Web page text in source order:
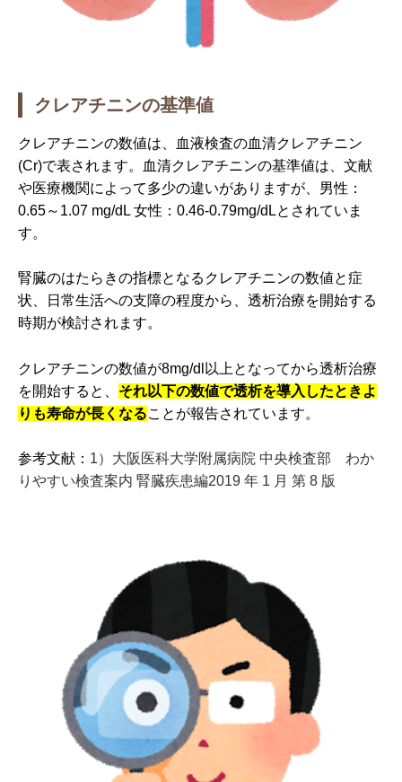
クレアチニンの基準値
クレアチニンの数値は、血液検査の血清クレアチニン
(Cr)で表されます。血清クレアチニンの基準値は、文献
や医療機関によって多少の違いがありますが、男性：
0.65～1.07 mg/dL 女性：0.46-0.79mg/dLとされていま
す。
腎臓のはたらきの指標となるクレアチニンの数値と症
状、日常生活への支障の程度から、透析治療を開始する
時期が検討されます。
クレアチニンの数値が8mg/dl以上となってから透析治療
を開始すると、 それ以下の数値で透析を導入したときよ
りも寿命が長くなることが報告されています。
参考文献： 1）大阪医科大学附属病院 中央検査部 わか
りやすい検査案内 腎臓疾患編2019 年 1 月 第 8 版